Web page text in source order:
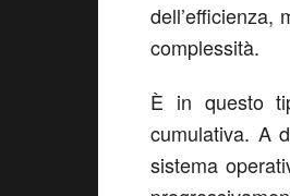
dell’efficienza,
complessità.
È in questo
cumulativa. A
sistema